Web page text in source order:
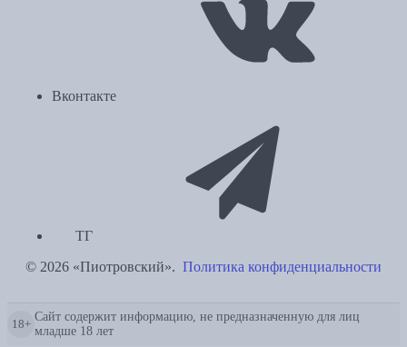
Вконтакте
ТГ
© 2026 «Пиотровский». Политика конфиденциальности
18+
Сайт содержит информацию, не предназначенную для лиц
младше 18 лет